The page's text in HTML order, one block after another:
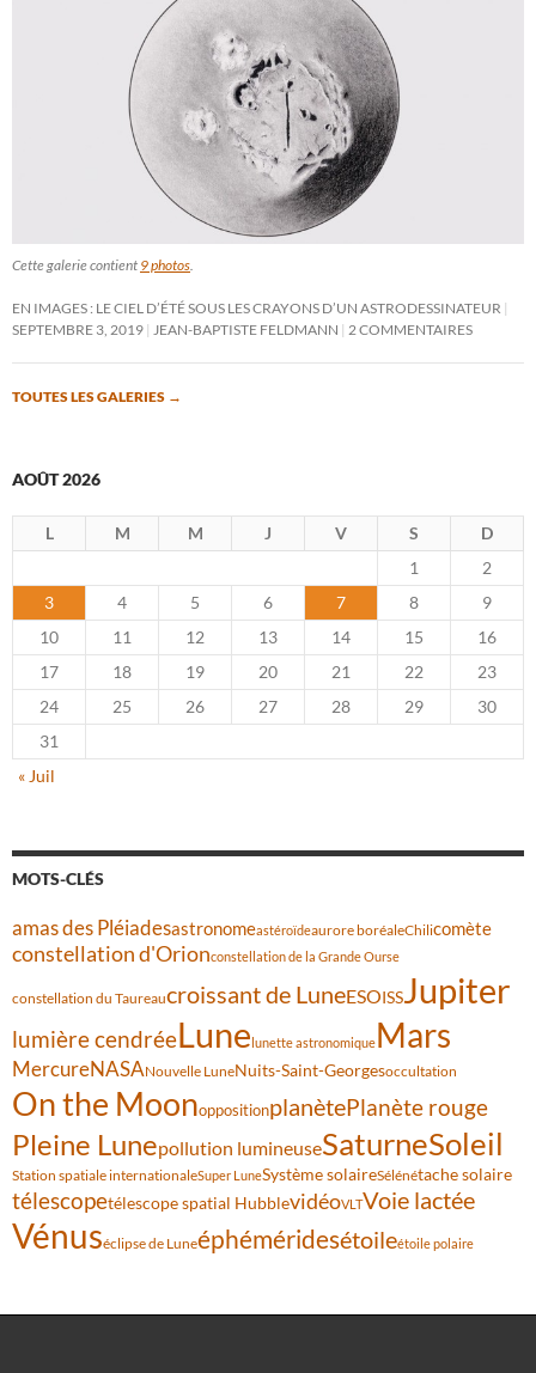
Cette galerie contient 9 photos.
EN IMAGES : LE CIEL D’ÉTÉ SOUS LES CRAYONS D’UN ASTRODESSINATEUR
SEPTEMBRE 3, 2019 JEAN-BAPTISTE FELDMANN 2 COMMENTAIRES
TOUTES LES GALERIES →
AOÛT 2026
L M M J V S
D
1
2
3
4 5 6 7 8
9
10
11 12 13 14 15
16
17
18 19 20 21 22
23
24
25 26 27 28 29
30
31
« Juil
MOTS-CLÉS
amas des Pléiadesastronomeastéroïdeaurore boréaleChilicomète
constellation d'Orionconstellation de la Grande Ourse
constellation du Taureaucroissant de LuneESOISSJupiter
lumière cendréeLune lunette astronomiqueMars
MercureNASANouvelle LuneNuits-Saint-Georgesoccultation
On the MoonoppositionplanètePlanète rouge
Pleine Lunepollution lumineuseSaturneSoleil
Station spatiale internationaleSuper LuneSystème solaireSélénétache solaire
télescopetélescope spatial HubblevidéoVLTVoie lactée
Vénuséclipse de Luneéphéméridesétoileétoile polaire